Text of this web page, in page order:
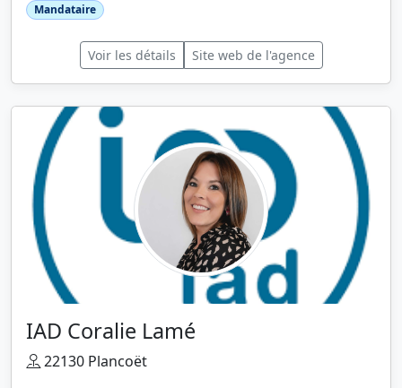
Mandataire
Voir les détails Site web de l'agence
IAD Coralie Lamé
22130 Plancoët